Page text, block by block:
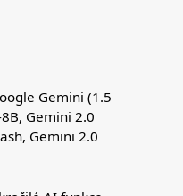
Gemini (1.5
Gemini 2.0
Gemini 2.0